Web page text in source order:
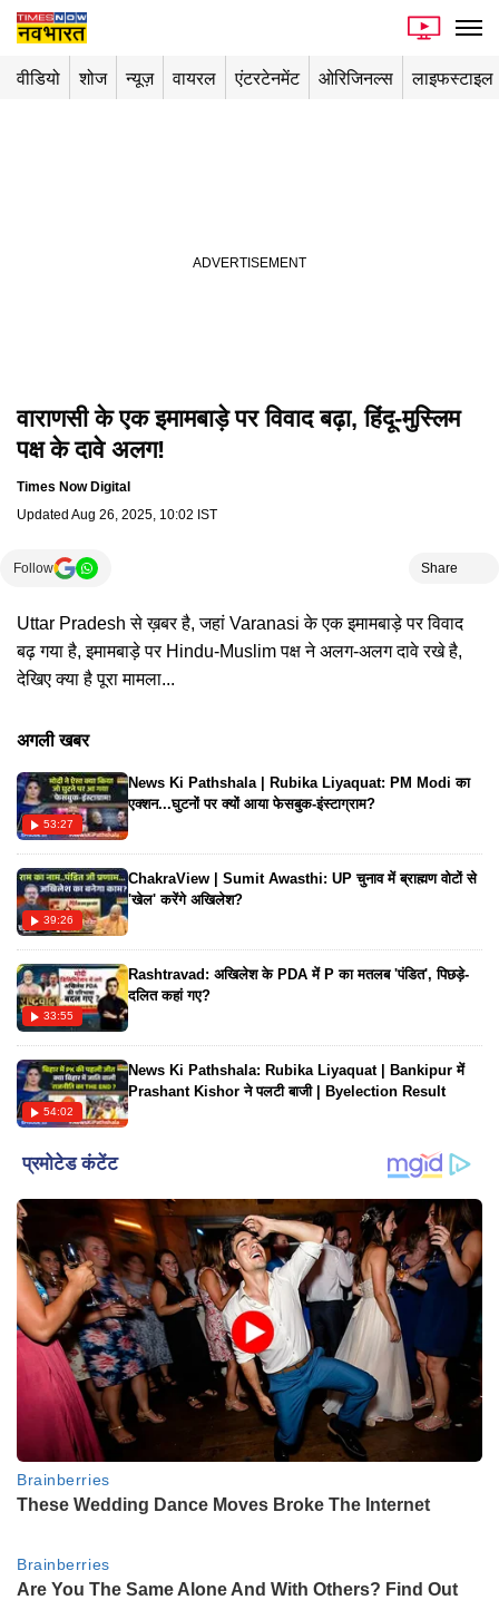
वीडियो शोज न्यूज़ वायरल एंटरटेनमेंट ओरिजिनल्स लाइफस्टाइल
Playing in picture-in-picture
वाराणसी के एक इमामबाड़े पर विवाद बढ़ा, हिंदू-मुस्लिम
पक्ष के दावे अलग!
Times Now Digital
Updated Aug 26, 2025, 10:02 IST
Follow Share
Uttar Pradesh से ख़बर है, जहां Varanasi के एक इमामबाड़े पर विवाद
बढ़ गया है, इमामबाड़े पर Hindu-Muslim पक्ष ने अलग-अलग दावे रखे है,
देखिए क्या है पूरा मामला...
अगली खबर
53:27
News Ki Pathshala | Rubika Liyaquat: PM Modi का
एक्शन...घुटनों पर क्यों आया फेसबुक-इंस्टाग्राम?
39:26
ChakraView | Sumit Awasthi: UP चुनाव में ब्राह्मण वोटों से
'खेल' करेंगे अखिलेश?
33:55
Rashtravad: अखिलेश के PDA में P का मतलब 'पंडित', पिछड़े-
दलित कहां गए?
54:02
News Ki Pathshala: Rubika Liyaquat | Bankipur में
Prashant Kishor ने पलटी बाजी | Byelection Result